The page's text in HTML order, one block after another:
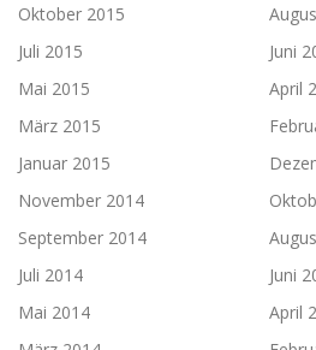
Oktober 2015
Juli 2015
Juni
Mai 2015
April
März 2015
Januar 2015
November 2014
September 2014
Juli 2014
Juni
Mai 2014
April